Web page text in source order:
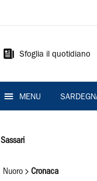
Sardegna
Sfoglia il quotidiano
MENU
Sassari
Nuoro Cronaca